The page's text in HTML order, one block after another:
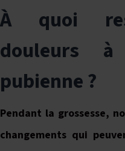
À quoi
douleurs
pubienne ?
Pendant la grossesse,
changements qui